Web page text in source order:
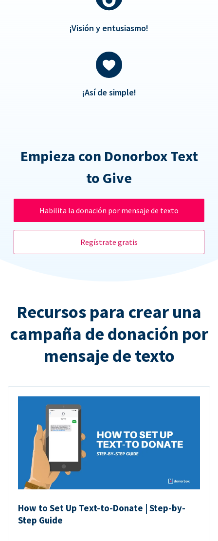
¡Visión y entusiasmo!
¡Así de simple!
Empieza con Donorbox Text
to Give
Habilita la donación por mensaje de texto
Regístrate gratis
Recursos para crear una
campaña de donación por
mensaje de texto
How to Set Up Text-to-Donate | Step-by-
Step Guide